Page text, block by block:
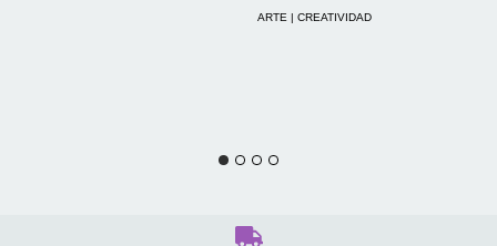
ARTE | CREATIVIDAD